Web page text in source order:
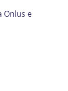
Onlus e